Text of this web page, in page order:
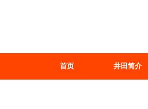
首页 井田简介